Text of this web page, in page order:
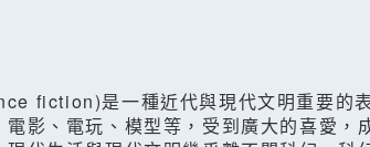
fiction)是一種近代與現代文明重要的
電影、電玩、模型等，受到廣大的喜愛，